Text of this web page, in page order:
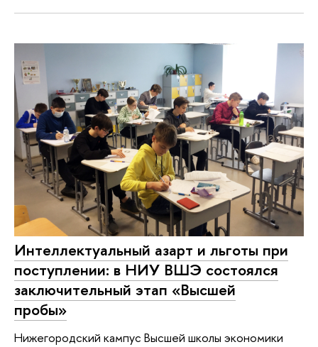
Интеллектуальный азарт и льготы при
поступлении: в НИУ ВШЭ состоялся
заключительный этап «Высшей
пробы»
Нижегородский кампус Высшей школы экономики